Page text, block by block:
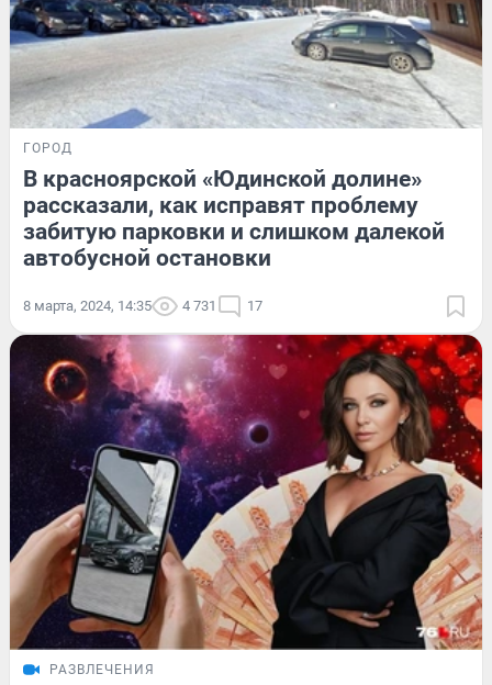
ГОРОД
В красноярской «Юдинской долине»
рассказали, как исправят проблему
забитую парковки и слишком далекой
автобусной остановки
8 марта, 2024, 14:35 4 731 17
РАЗВЛЕЧЕНИЯ